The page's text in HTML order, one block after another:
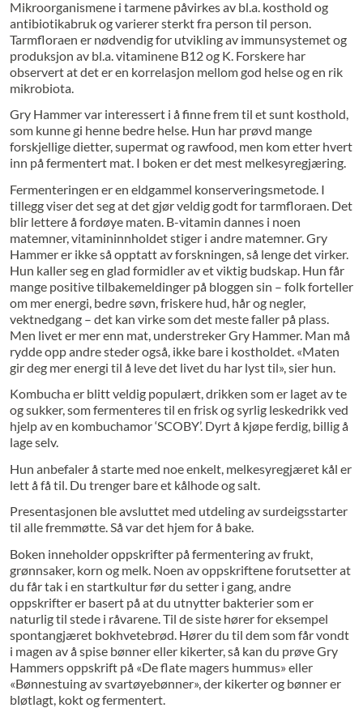
Mikroorganismene i tarmene påvirkes av bl.a. kosthold og
antibiotikabruk og varierer sterkt fra person til person.
Tarmfloraen er nødvendig for utvikling av immunsystemet og
produksjon av bl.a. vitaminene B12 og K. Forskere har
observert at det er en korrelasjon mellom god helse og en rik
mikrobiota.
Gry Hammer var interessert i å finne frem til et sunt kosthold,
som kunne gi henne bedre helse. Hun har prøvd mange
forskjellige dietter, supermat og rawfood, men kom etter hvert
inn på fermentert mat. I boken er det mest melkesyregjæring.
Fermenteringen er en eldgammel konserveringsmetode. I
tillegg viser det seg at det gjør veldig godt for tarmfloraen. Det
blir lettere å fordøye maten. B-vitamin dannes i noen
matemner, vitamininnholdet stiger i andre matemner. Gry
Hammer er ikke så opptatt av forskningen, så lenge det virker.
Hun kaller seg en glad formidler av et viktig budskap. Hun får
mange positive tilbakemeldinger på bloggen sin – folk forteller
om mer energi, bedre søvn, friskere hud, hår og negler,
vektnedgang – det kan virke som det meste faller på plass.
Men livet er mer enn mat, understreker Gry Hammer. Man må
rydde opp andre steder også, ikke bare i kostholdet. «Maten
gir deg mer energi til å leve det livet du har lyst til», sier hun.
Kombucha er blitt veldig populært, drikken som er laget av te
og sukker, som fermenteres til en frisk og syrlig leskedrikk ved
hjelp av en kombucha­mor ‘SCOBY’. Dyrt å kjøpe ferdig, billig å
lage selv.
Hun anbefaler å starte med noe enkelt, melkesyregjæret kål er
lett å få til. Du trenger bare et kålhode og salt.
Presentasjonen ble avsluttet med utdeling av surdeigsstarter
til alle fremmøtte. Så var det hjem for å bake.
Boken inneholder oppskrifter på fermentering av frukt,
grønnsaker, korn og melk. Noen av oppskriftene forutsetter at
du får tak i en startkultur før du setter i gang, andre
oppskrifter er basert på at du utnytter bakterier som er
naturlig til stede i råvarene. Til de siste hører for eksempel
spontangjæret bokhvetebrød. Hører du til dem som får vondt
i magen av å spise bønner eller kikerter, så kan du prøve Gry
Hammers oppskrift på «De flate magers hummus» eller
«Bønnestuing av svartøyebønner», der kikerter og bønner er
bløtlagt, kokt og fermentert.